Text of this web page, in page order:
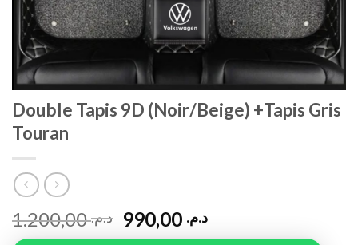
Double Tapis 9D (Noir/Beige) +Tapis Gris
Touran
د.م.1.200,00 د.م.